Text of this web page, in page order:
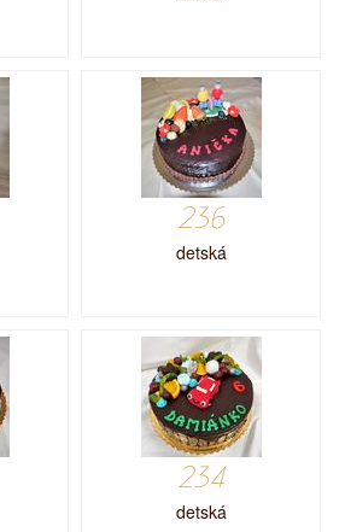
236
detská
234
detská